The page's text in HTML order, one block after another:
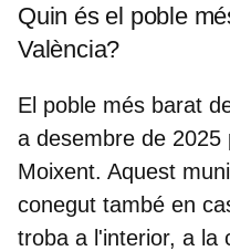
Quin és el poble
València?
El poble més barat
a desembre de
Moixent. Aquest
conegut també en
troba a l'interior, a la